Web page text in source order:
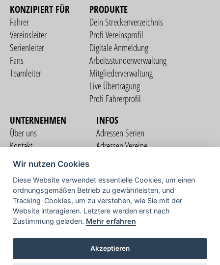
KONZIPIERT FÜR
Fahrer
Vereinsleiter
Serienleiter
Fans
Teamleiter
PRODUKTE
Dein Streckenverzeichnis
Profi Vereinsprofil
Digitale Anmeldung
Arbeitsstundenverwaltung
Mitgliederverwaltung
Live Übertragung
Profi Fahrerprofil
UNTERNEHMEN
Über uns
Kontakt
Nutzungsbedingungen
Datenschutzerklärung
Impressum
INFOS
Adressen Serien
Adressen Vereine
COMMUNITY
TV
Wir nutzen Cookies
Diese Website verwendet essentielle Cookies, um einen
ordnungsgemäßen Betrieb zu gewährleisten, und
Tracking-Cookies, um zu verstehen, wie Sie mit der
Website interagieren. Letztere werden erst nach
Zustimmung geladen. Mehr erfahren
Akzeptieren